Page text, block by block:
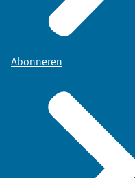
Abonneren